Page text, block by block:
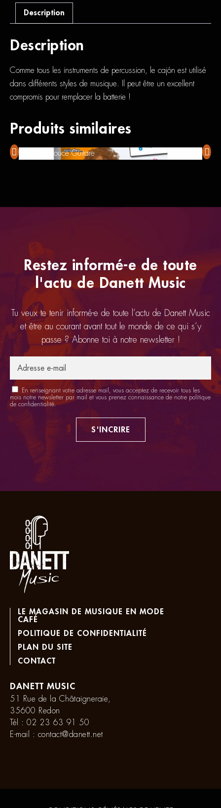
Description
Description
Comme tous les instruments de percussion, le cajón est utilisé
dans différents styles de musique. Il peut être un excellent
compromis pour remplacer la batterie !
Produits similaires
Coup De Pouce Guitare
Restez informé-e de toute
l'actu de Danett Music
Tu veux te tenir informé-e de toute l’actu de Danett Music
et être au courant avant tout le monde de ce qui s’y
passe ? Abonne toi à notre newsletter !
En renseignant votre adresse mail, vous acceptez de recevoir tous les
mois notre newsletter par mail et vous prenez connaissance de notre politique
de confidentialité.
S'INCRIRE
LE MAGASIN DE MUSIQUE EN MODE
CAFÉ
POLITIQUE DE CONFIDENTIALITÉ
PLAN DU SITE
CONTACT
DANETT MUSIC
51 Rue de la Châtaigneraie,
35600 Redon
Tél : 02 23 63 91 50
E-mail : contact@danett.net